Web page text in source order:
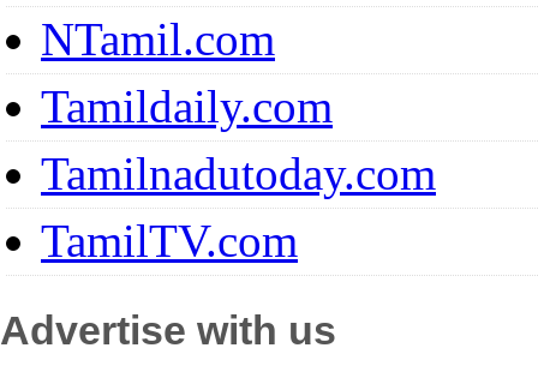
NTamil.com
Tamildaily.com
Tamilnadutoday.com
TamilTV.com
Advertise with us